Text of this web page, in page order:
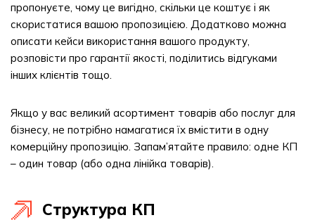
пропонуєте, чому це вигідно, скільки це коштує і як
скористатися вашою пропозицією. Додатково можна
описати кейси використання вашого продукту,
розповісти про гарантії якості, поділитись відгуками
інших клієнтів тощо.
Якщо у вас великий асортимент товарів або послуг для
бізнесу, не потрібно намагатися їх вмістити в одну
комерційну пропозицію. Запам’ятайте правило: одне КП
– один товар (або одна лінійка товарів).
Структура КП